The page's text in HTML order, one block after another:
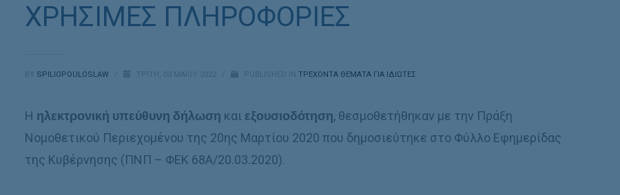
ΧΡΗΣΙΜΕΣ ΠΛΗΡΟΦΟΡΙΕΣ
BY SPILIOPOULOSLAW ΤΡΊΤΗ, 03 ΜΑΪ́ΟΥ 2022 PUBLISHED INΤΡΕΧΟΝΤΑ ΘΕΜΑΤΑ ΓΙΑ ΙΔΙΩΤΕΣ
Η ηλεκτρονική υπεύθυνη δήλωση και εξουσιοδότηση, θεσμοθετήθηκαν με την Πράξη
Νομοθετικού Περιεχομένου της 20ης Μαρτίου 2020 που δημοσιεύτηκε στο Φύλλο Εφημερίδας
της Κυβέρνησης (ΠΝΠ – ΦΕΚ 68Α/20.03.2020).